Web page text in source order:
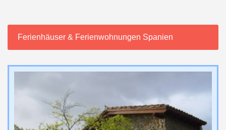
Ferienhäuser & Ferienwohnungen Spanien